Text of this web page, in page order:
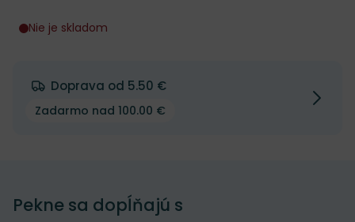
Nie je skladom
Doprava od 5.50 €
Zadarmo nad 100.00 €
Pekne sa dopĺňajú s